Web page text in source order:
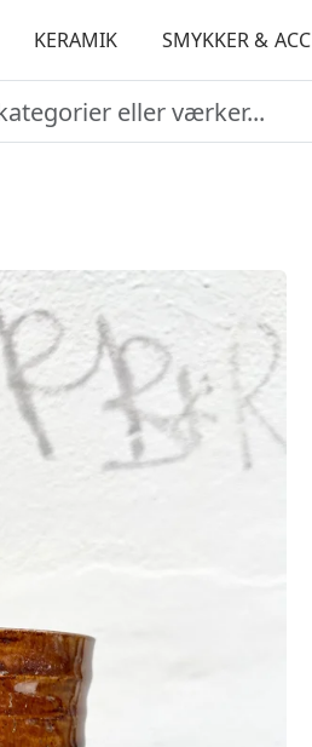
KERAMIK SMYKKER & ACC